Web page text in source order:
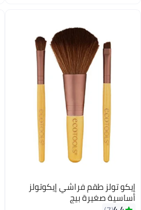
إيكو تولز طقم فراشي إيكوتولز
أساسية صغيرة بيج